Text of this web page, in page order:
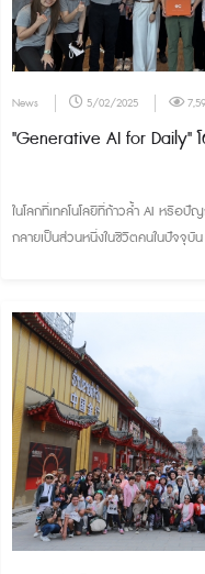
News 5/02/2025
"Generative AI for Daily"
ในโลกที่เทคโนโลยีที่ก้าวล้ำ AI หรือ
กลายเป็นส่วนหนึ่งในชีวิตคนในปัจจุบั
เพื่อให้พนักงานได้ทำความรู้ความเข้า
ทำงานเพื่อพัฒนาผลงานให้มีประสิท
ผ่านประสบการณ์ที่ดีที่สุดสู่ลูกค้าทุกท่า